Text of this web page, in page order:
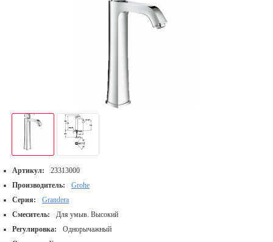
Артикул:
23313000
Производитель:
Grohe
Серия:
Grandera
Смеситель:
Для умыв. Высокий
Регулировка:
Однорычажный